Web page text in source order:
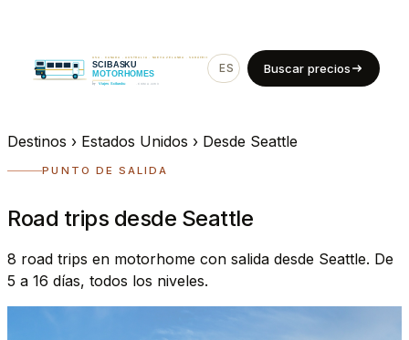
ES EN
Buscar precios
Destinos › Estados Unidos › Desde Seattle
PUNTO DE SALIDA
Road trips desde Seattle
8 road trips en motorhome con salida desde Seattle. De
5 a 16 días, todos los niveles.